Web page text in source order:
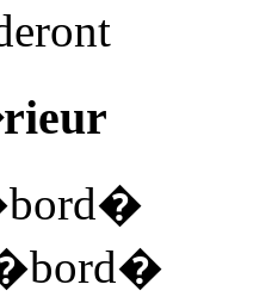
eront
�
�